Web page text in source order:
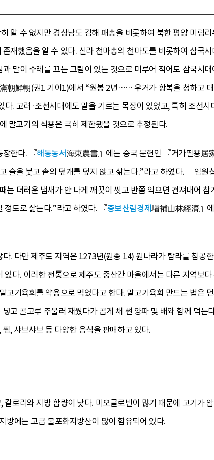
알 수 없지만 경상남도 김해 패총을 비롯하여 북한 평양 미림
재했음을 알 수 있다. 신라 천마총의 천마도를 비롯하여 삼국
말이 수레를 끄는 그림이 있는 것으로 미루어 적어도 삼국시
朝鮮朝(권1 기이1)에서 “원봉 2년…… 우거가 항복을 청하고
. 고려·조선시대에도 말을 기르는 목장이 있었고, 특히 조선
말고기의 식용은 극히 제한됐을 것으로 추정된다.
장한다. 『해동농서海東農書』에는 중국 문헌인 『거가필용居
술을 붓고 솥의 덮개를 덮지 않고 삶는다.”라고 하였다. 『임
는 더러운 냄새가 안 나게 깨끗이 씻고 반쯤 익으면 건져내어
정도로 삶는다.”라고 하였다. 『증보산림경제增補山林經濟』에
. 다만 제주도 지역은 1273년(원종 14) 원나라가 탐라를 침공
다. 이러한 전통으로 제주도 중산간 마을에서는 다른 지역보
고기육회를 약용으로 먹었다고 한다. 말고기육회 만드는 법은
고 골고루 주물러 재웠다가 곱게 채 썬 양파 및 배와 함께 먹
, 샤브샤브 등 다양한 음식을 판매하고 있다.
칼로리와 지방 함량이 낮다. 미오글로빈이 많기 때문에 고기가
방에는 고급 불포화지방산이 많이 함유되어 있다.